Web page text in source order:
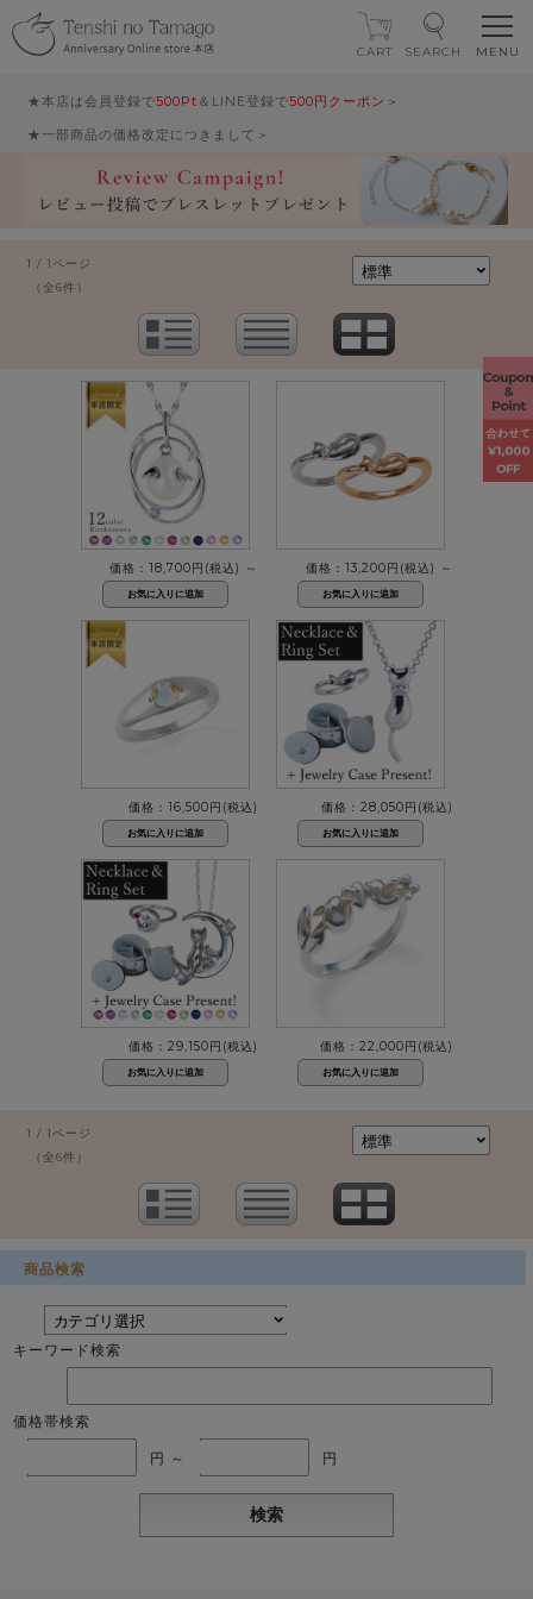
★本店は会員登録で500Pt ＆LINE登録で500円クーポン ＞
★一部商品の価格改定につきまして＞
CART SEARCH
1 / 1ページ
（全6件）
価格：18,700円(税込) ～ 価格：13,200円(税込) ～
価格：16,500円(税込) 価格：28,050円(税込)
価格：29,150円(税込) 価格：22,000円(税込)
1 / 1ページ
（全6件）
商品検索
キーワード検索
価格帯検索
円 ～ 円